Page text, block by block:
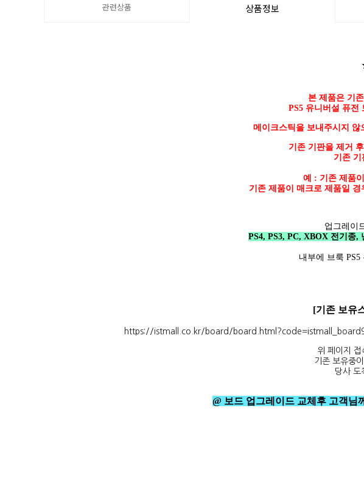
관련상품 상품정보
본 제품은 기
PS5 유니버설 퓨전
메이크스틱을 보내주시지
기존 기판을 제거
기존 기
예 : 기존 제품
기존 제품이 매크로 제품일
업그레이
PS4, PS3, PC, XBOX 전기종,
내부에 브룩
[기존 보유
https://istmall.co.kr/board/
위 페이지
기존 보유중
당사 도
@ 보드 업그레이드 교체후 고객님